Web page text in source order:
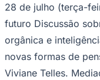
28 de julho (terça-
futuro Discussão
orgânica e
novas formas de
Viviane Telles.